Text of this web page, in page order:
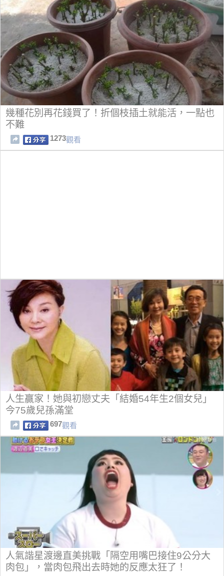
幾種花別再花錢買了！折個枝插土就能活，一點也
不難
1273觀看
人生贏家！她與初戀丈夫「結婚54年生2個女兒」
今75歲兒孫滿堂
697觀看
人氣諧星渡邊直美挑戰「隔空用嘴巴接住9公分大
肉包」，當肉包飛出去時她的反應太狂了！